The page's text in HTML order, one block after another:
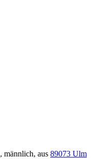
, männlich, aus 89073 Ulm